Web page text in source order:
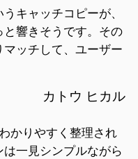
キャッチコピーが、
響きそうです。その
ッチして、ユーザー
カトウ ヒカル
かりやすく整理され
一見シンプルながら